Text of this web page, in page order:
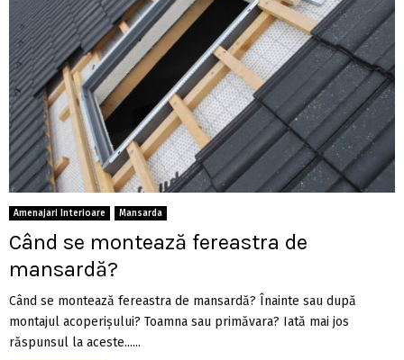
Amenajari Interioare Mansarda
Când se montează fereastra de
mansardă?
Când se montează fereastra de mansardă? Înainte sau după
montajul acoperișului? Toamna sau primăvara? Iată mai jos
răspunsul la aceste......